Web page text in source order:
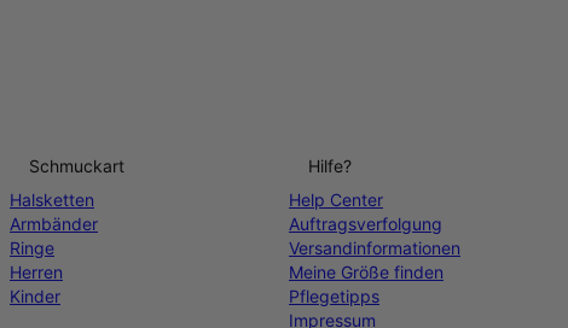
Schmuckart
Halsketten
Armbänder
Ringe
Herren
Kinder
Hilfe?
Help Center
Auftragsverfolgung
Versandinformationen
Meine Größe finden
Pflegetipps
Impressum